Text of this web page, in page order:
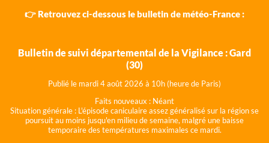
👉 Retrouvez ci-dessous le bulletin de météo-France :
Bulletin de suivi départemental de la Vigilance : Gard
(30)
Publié le mardi 4 août 2026 à 10h (heure de Paris)
Faits nouveaux : Néant
Situation générale : L'épisode caniculaire assez généralisé sur la région se
poursuit au moins jusqu'en milieu de semaine, malgré une baisse
temporaire des températures maximales ce mardi.